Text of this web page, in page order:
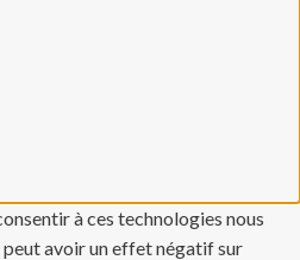
à ces technologies nous
avoir un effet négatif sur